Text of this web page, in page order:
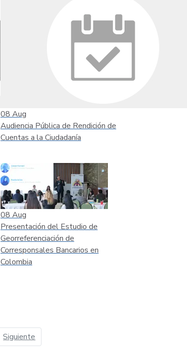
08 Aug
Audiencia Pública de Rendición de
Cuentas a la Ciudadanía
08 Aug
Presentación del Estudio de
Georreferenciación de
Corresponsales Bancarios en
Colombia
Siguiente